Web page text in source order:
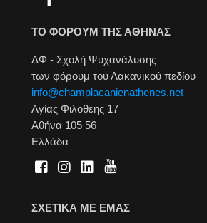
ΤΟ ΦΟΡΟΥΜ ΤΗΣ ΑΘΗΝΑΣ
ΔΦ - Σχολή Ψυχανάλυσης
των φόρουμ του Λακανικού πεδίου
info@champlacanienathenes.net
Αγίας Φιλοθέης 17
Αθήνα 105 56
Ελλάδα
ΣΧΕΤΙΚΑ ΜΕ ΕΜΑΣ